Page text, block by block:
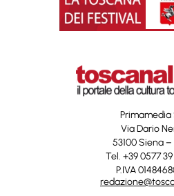
Primamedia
Via Dario
53100 Siena
Tel. +39 0577
P.IVA